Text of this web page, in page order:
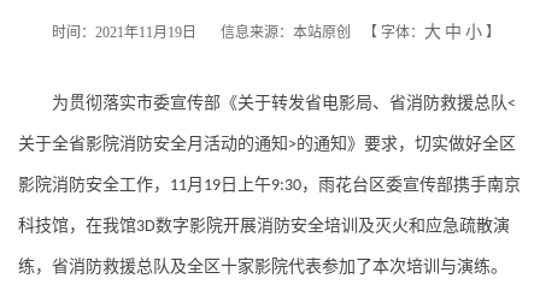
时间：2021年11月19日 信息来源：本站原创 【 字体： 大 中 小 】
为贯彻落实市委宣传部《关于转发省电影局、省消防救援总队<
关于全省影院消防安全月活动的通知 >的通知》要求，切实做好全区
影院消防安全工作， 11月 19 日上午9:30，雨花台区委宣传部携手南京
科技馆，在我馆3D数字影院开展消防安全培训及灭火和应急疏散演
练，省消防救援总队及全区十家影院代表参加了本次培训与演练。